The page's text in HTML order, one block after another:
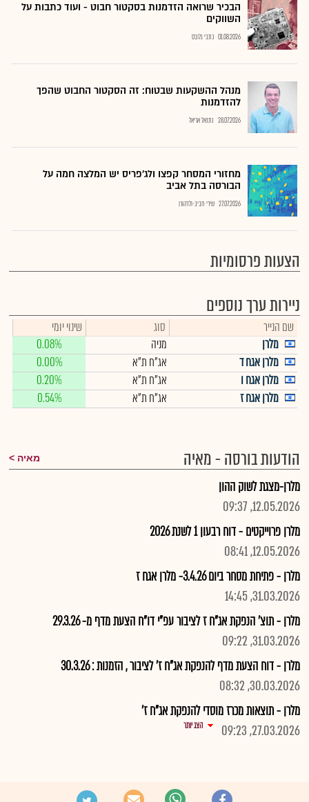
הבכיר שרואה הזדמנות בסקטור חבוט - ועוד כתבות על
השווקים
01.08.2026 כתבי גלובס
מנהל ההשקעות שבטוח: זה הסקטור החבוט שהפך
להזדמנות
28.07.2026 נתנאל אריאל
מחזורי המסחר קפצו ולג'פריס יש המלצה חמה על
הבורסה בתל אביב
27.07.2026 שירי חביב-ולדהורן
הצעות פרסומיות
ניירות ערך נוספים
שם הנייר סוג
שינוי יומי
מלרן
מניה
0.08%
מלרן אגח ד
אג"ח ת"א
0.00%
מלרן אגח ו
אג"ח ת"א
0.20%
מלרן אגח ז
אג"ח ת"א 0.54%
הודעות בורסה - מאיה מאיה
מלרן-מצגת לשוק ההון
12.05.2026, 09:37
מלרן פרוייקטים - דוח רבעון 1 לשנת 2026
12.05.2026, 08:41
מלרן - פתיחת מסחר ביום 3.4.26- מלרן אגח ז
31.03.2026, 14:45
מלרן - תוצ' הנפקת אג"ח ז לציבור עפ"י דו"ח הצעת מדף מ- 29.3.26
31.03.2026, 09:22
מלרן - דוח הצעת מדף להנפקת אג"ח ז' לציבור , הזמנות : 30.3.26
30.03.2026, 08:32
מלרן - תוצאות מכרז מוסדי להנפקת אג"ח ז'
27.03.2026, 09:23
הצג יותר